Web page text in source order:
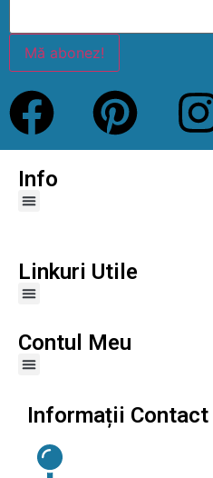
Mă abonez!
Info
Linkuri Utile
Contul Meu
Informații Contact